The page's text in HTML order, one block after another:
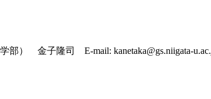
部） 金子隆司 E-mail: kanetaka@gs.niigata-